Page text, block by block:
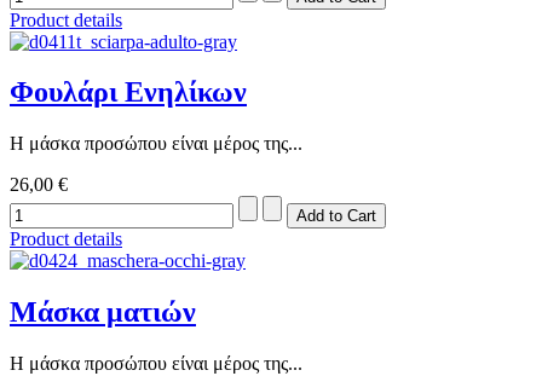
Product details
Φουλάρι Ενηλίκων
Η μάσκα προσώπου είναι μέρος της...
26,00 €
Product details
Μάσκα ματιών
Η μάσκα προσώπου είναι μέρος της...